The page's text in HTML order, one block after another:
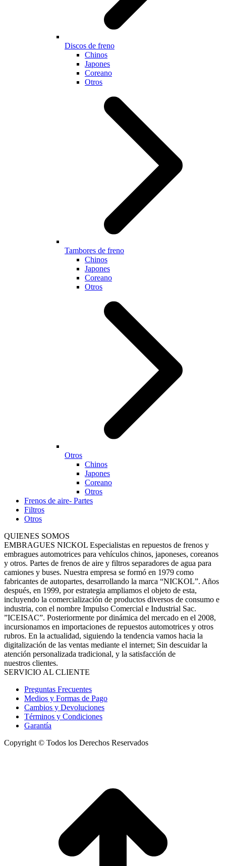
Discos de freno
Chinos
Japones
Coreano
Otros
Tambores de freno
Chinos
Japones
Coreano
Otros
Otros
Chinos
Japones
Coreano
Otros
Frenos de aire- Partes
Filtros
Otros
QUIENES SOMOS
EMBRAGUES NICKOL Especialistas en repuestos de frenos y
embragues automotrices para vehículos chinos, japoneses, coreanos
y otros. Partes de frenos de aire y filtros separadores de agua para
camiones y buses. Nuestra empresa se formó en 1979 como
fabricantes de autopartes, desarrollando la marca “NICKOL”. Años
después, en 1999, por estrategia ampliamos el objeto de esta,
incluyendo la comercialización de productos diversos de consumo e
industria, con el nombre Impulso Comercial e Industrial Sac.
”ICEISAC”. Posteriormente por dinámica del mercado en el 2008,
incursionamos en importaciones de repuestos automotrices y otros
rubros. En la actualidad, siguiendo la tendencia vamos hacia la
digitalización de las ventas mediante el internet; Sin descuidar la
atención personalizada tradicional, y la satisfacción de
nuestros clientes.
SERVICIO AL CLIENTE
Preguntas Frecuentes
Medios y Formas de Pago
Cambios y Devoluciones
Términos y Condiciones
Garantía
Copyright © Todos los Derechos Reservados